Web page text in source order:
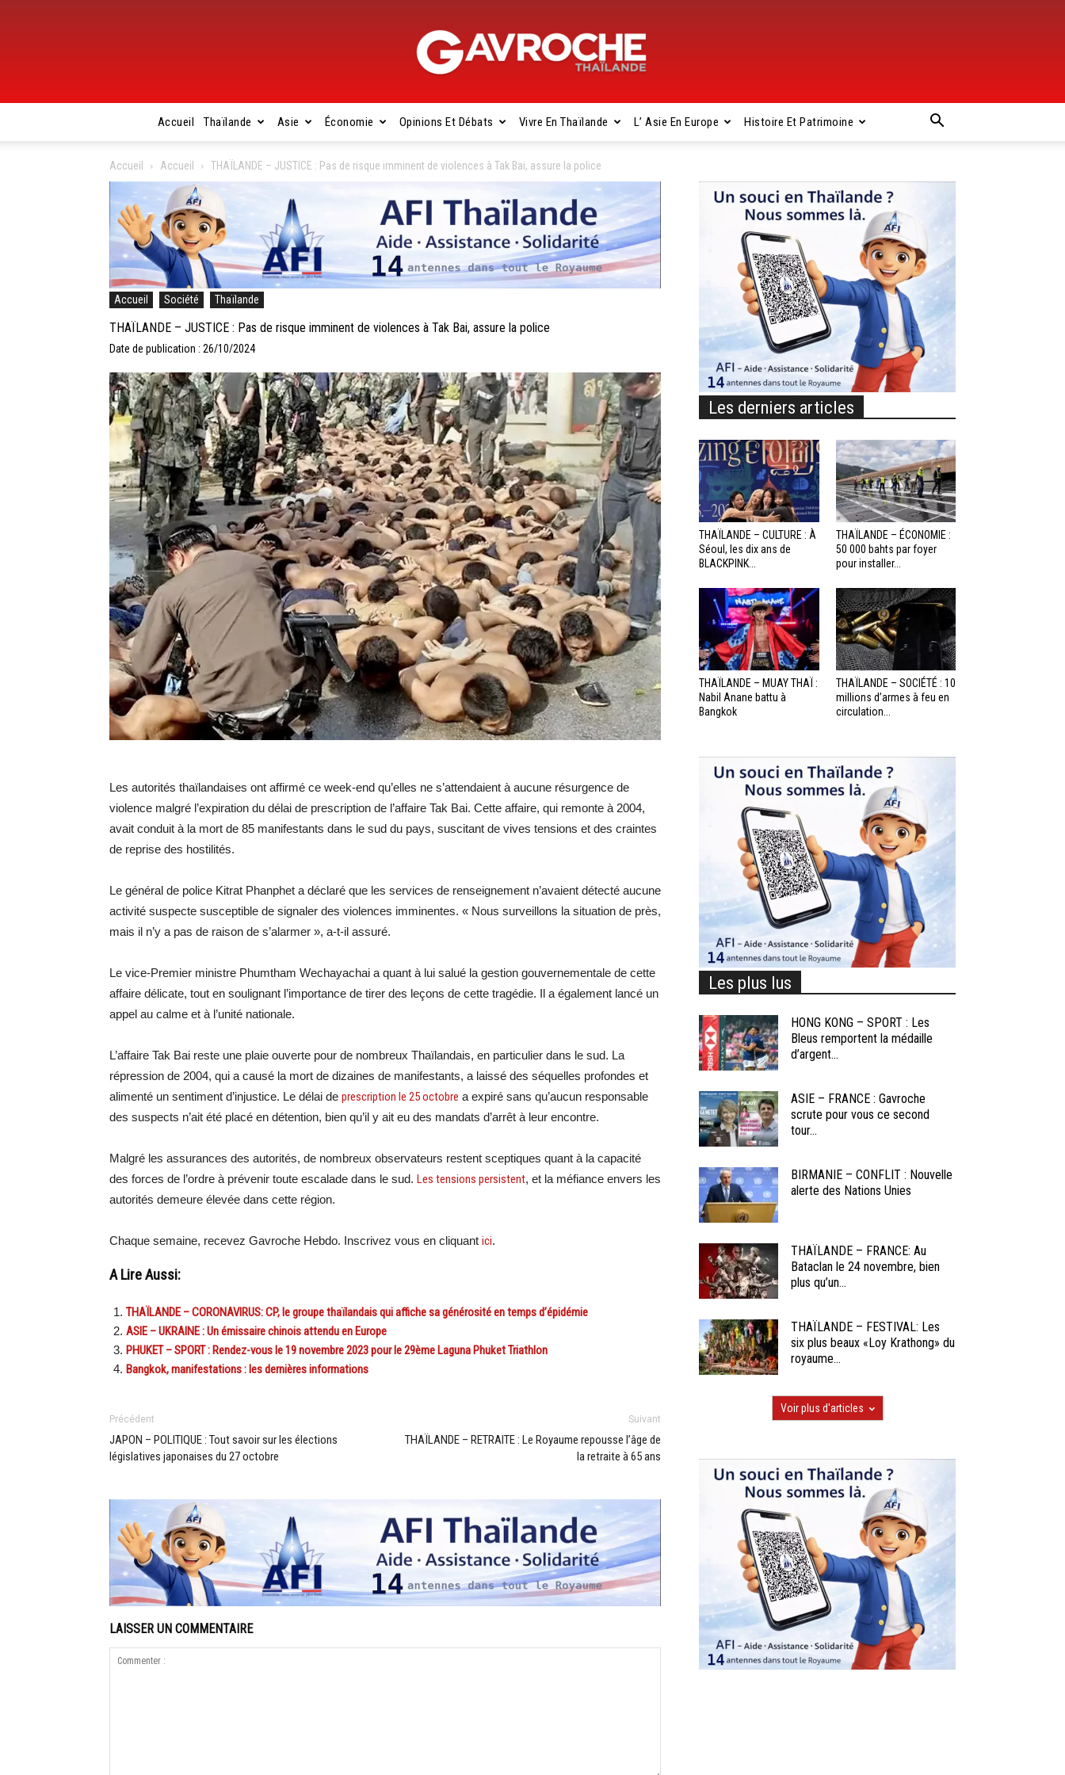
Gavroche
Thaïlande
Accueil Thaïlande Asie Économie Opinions Et Débats Vivre En Thaïlande L’ Asie En Europe Histoire Et Patrimoine
Accueil Accueil THAÏLANDE – JUSTICE : Pas de risque imminent de violences à Tak Bai, assure la police
Accueil Société Thaïlande
THAÏLANDE – JUSTICE : Pas de risque imminent de violences à Tak Bai, assure la police
Date de publication : 26/10/2024
Les autorités thaïlandaises ont affirmé ce week-end qu’elles ne s’attendaient à aucune résurgence de
violence malgré l’expiration du délai de prescription de l’affaire Tak Bai. Cette affaire, qui remonte à 2004,
avait conduit à la mort de 85 manifestants dans le sud du pays, suscitant de vives tensions et des craintes
de reprise des hostilités.
Le général de police Kitrat Phanphet a déclaré que les services de renseignement n’avaient détecté aucune
activité suspecte susceptible de signaler des violences imminentes. « Nous surveillons la situation de près,
mais il n’y a pas de raison de s’alarmer », a-t-il assuré.
Le vice-Premier ministre Phumtham Wechayachai a quant à lui salué la gestion gouvernementale de cette
affaire délicate, tout en soulignant l’importance de tirer des leçons de cette tragédie. Il a également lancé un
appel au calme et à l’unité nationale.
L’affaire Tak Bai reste une plaie ouverte pour de nombreux Thaïlandais, en particulier dans le sud. La
répression de 2004, qui a causé la mort de dizaines de manifestants, a laissé des séquelles profondes et
alimenté un sentiment d’injustice. Le délai de prescription le 25 octobre a expiré sans qu’aucun responsable
des suspects n’ait été placé en détention, bien qu’il y ait eu des mandats d’arrêt à leur encontre.
Malgré les assurances des autorités, de nombreux observateurs restent sceptiques quant à la capacité
des forces de l’ordre à prévenir toute escalade dans le sud. Les tensions persistent, et la méfiance envers les
autorités demeure élevée dans cette région.
Chaque semaine, recevez Gavroche Hebdo. Inscrivez vous en cliquant ici.
A Lire Aussi:
THAÏLANDE – CORONAVIRUS: CP, le groupe thaïlandais qui affiche sa générosité en temps d’épidémie
ASIE – UKRAINE : Un émissaire chinois attendu en Europe
PHUKET – SPORT : Rendez-vous le 19 novembre 2023 pour le 29ème Laguna Phuket Triathlon
Bangkok, manifestations : les dernières informations
Précédent
JAPON – POLITIQUE : Tout savoir sur les élections
législatives japonaises du 27 octobre
Suivant
THAÏLANDE – RETRAITE : Le Royaume repousse l’âge de
la retraite à 65 ans
LAISSER UN COMMENTAIRE
Les derniers articles
THAÏLANDE – CULTURE : À
Séoul, les dix ans de
BLACKPINK...
THAÏLANDE – ÉCONOMIE :
50 000 bahts par foyer
pour installer...
THAÏLANDE – MUAY THAÏ :
Nabil Anane battu à
Bangkok
THAÏLANDE – SOCIÉTÉ : 10
millions d’armes à feu en
circulation...
Les plus lus
HONG KONG – SPORT : Les
Bleus remportent la médaille
d’argent...
ASIE – FRANCE : Gavroche
scrute pour vous ce second
tour...
BIRMANIE – CONFLIT : Nouvelle
alerte des Nations Unies
THAÏLANDE – FRANCE: Au
Bataclan le 24 novembre, bien
plus qu’un...
THAÏLANDE – FESTIVAL: Les
six plus beaux «Loy Krathong» du
royaume...
Voir plus d'articles